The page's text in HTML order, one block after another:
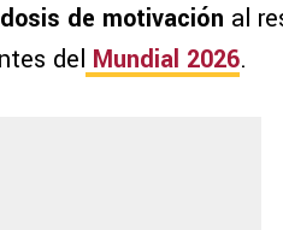
de motivación al
del Mundial 2026.